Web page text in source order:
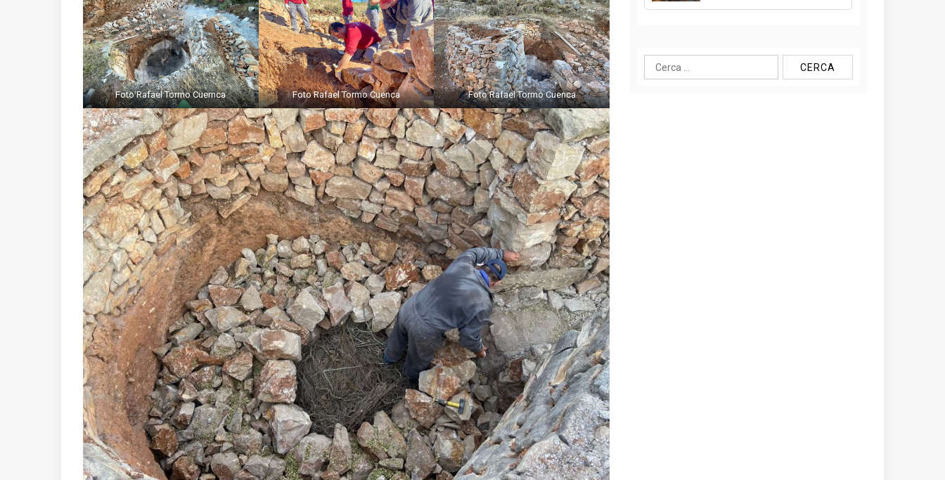
Foto Rafael Tormo Cuernca Foto Rafael Tormo Cuenca Foto Rafael Tormo Cuenca
Cerca: